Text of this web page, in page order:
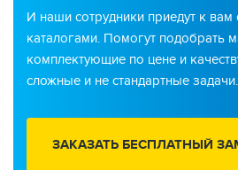
И наши сотрудники приедут к
каталогами. Помогут подобрать
комплектующие по цене и
сложные и не стандартные задачи.
ЗАКАЗАТЬ БЕСПЛАТНЫЙ